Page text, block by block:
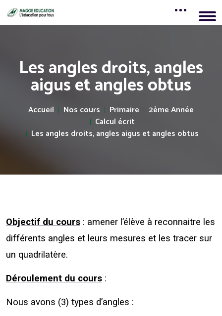
Les angles droits, angles
aigus et angles obtus
Accueil Nos cours Primaire
2ème Année
Calcul écrit
Les angles droits, angles aigus et angles obtus
Objectif du cours : amener l’élève à reconnaitre les
différents angles et leurs mesures et les tracer sur
un quadrilatère.
Déroulement du cours :
Nous avons (3) types d’angles :